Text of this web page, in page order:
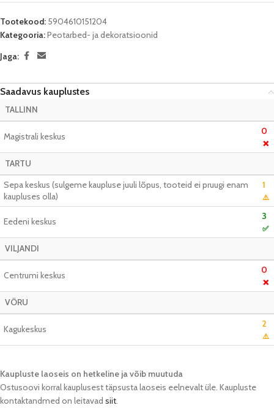
Tootekood: 5904610151204
Kategooria:Peotarbed- ja dekoratsioonid
Jaga:
Saadavus kauplustes
TALLINN
Magistrali keskus 0
❌
TARTU
Sepa keskus (sulgeme kaupluse juuli lõpus, tooteid ei pruugi enam
kaupluses olla)
1
⚠️
Eedeni keskus 3
✅
VILJANDI
Centrumi keskus 0
❌
VÕRU
Kagukeskus 2
⚠️
Kaupluste laoseis on hetkeline ja võib muutuda​
Ostusoovi korral kauplusest täpsusta laoseis eelnevalt üle. Kaupluste
kontaktandmed on leitavad siit.